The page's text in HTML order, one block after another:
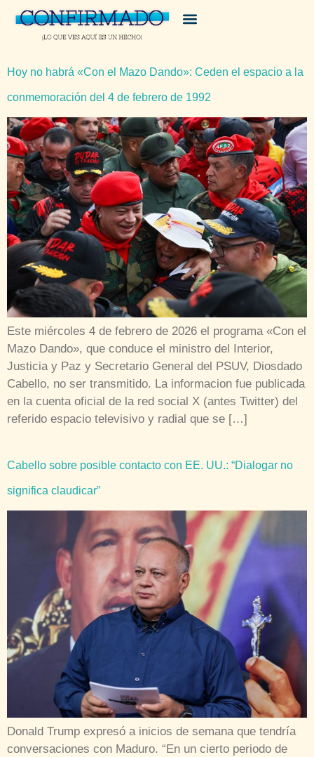
Hoy no habrá «Con el Mazo Dando»: Ceden el espacio a la
conmemoración del 4 de febrero de 1992
Este miércoles 4 de febrero de 2026 el programa «Con el
Mazo Dando», que conduce el ministro del Interior,
Justicia y Paz y Secretario General del PSUV, Diosdado
Cabello, no ser transmitido. La informacion fue publicada
en la cuenta oficial de la red social X (antes Twitter) del
referido espacio televisivo y radial que se […]
Cabello sobre posible contacto con EE. UU.: “Dialogar no
significa claudicar”
Donald Trump expresó a inicios de semana que tendría
conversaciones con Maduro. “En un cierto periodo de